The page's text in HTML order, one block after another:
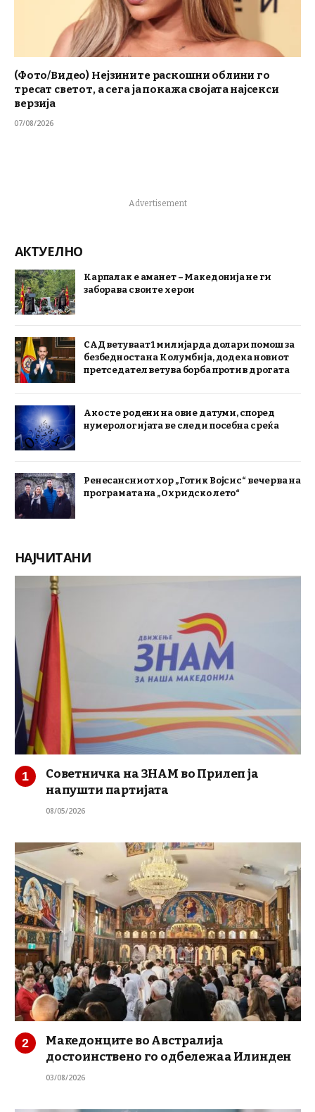
(Фото/Видео) Нејзините раскошни облини го
тресат светот, а сега ја покажа својата најсекси
верзија
07/08/2026
Advertisement
АКТУЕЛНО
Карпалак е аманет – Македонија не ги
заборава своите херои
САД ветуваат 1 милијарда долари помош за
безбедноста на Колумбија, додека новиот
претседател ветува борба против дрогата
Ако сте родени на овие датуми, според
нумерологијата ве следи посебна среќа
Ренесансниот хор „Готик Војсис“ вечерва на
програмата на „Охридско лето“
НАЈЧИТАНИ
Советничка на ЗНАМ во Прилеп ја
напушти партијата
08/05/2026
Македонците во Австралија
достоинствено го одбележаа Илинден
03/08/2026